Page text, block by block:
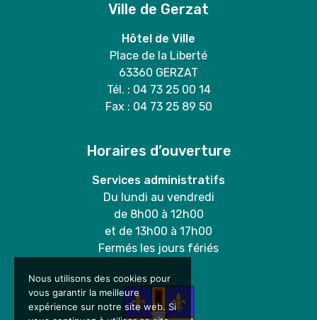
Ville de Gerzat
Hôtel de Ville
Place de la Liberté
63360 GERZAT
Tél. : 04 73 25 00 14
Fax : 04 73 25 89 50
Horaires d’ouverture
Services administratifs
Du lundi au vendredi
de 8h00 à 12h00
et de 13h00 à 17h00
Fermés les jours fériés
Nous utilisons des cookies pour
vous garantir la meilleure
expérience sur notre site web. Si